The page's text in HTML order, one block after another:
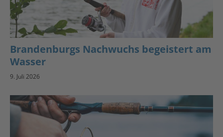
Brandenburgs Nachwuchs begeistert am
Wasser
9. Juli 2026